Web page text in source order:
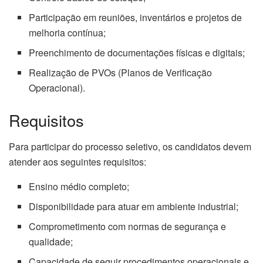
Participação em reuniões, inventários e projetos de
melhoria contínua;
Preenchimento de documentações físicas e digitais;
Realização de PVOs (Planos de Verificação
Operacional).
Requisitos
Para participar do processo seletivo, os candidatos devem
atender aos seguintes requisitos:
Ensino médio completo;
Disponibilidade para atuar em ambiente industrial;
Comprometimento com normas de segurança e
qualidade;